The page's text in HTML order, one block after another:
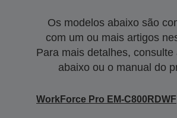
Os modelos abaixo são
com um ou mais artigos
Para mais detalhes, consulte
abaixo ou o manual do
WorkForce Pro EM-C800RDWF